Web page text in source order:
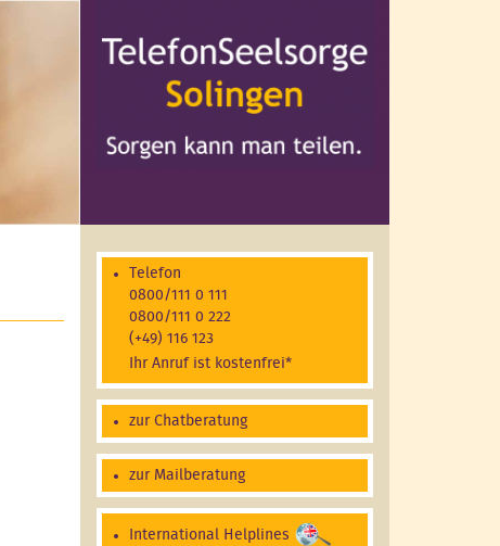
Telefon
0800/111 0 111
0800/111 0 222
(+49) 116 123
Ihr Anruf ist kostenfrei*
zur Chatberatung
zur Mailberatung
International Helplines